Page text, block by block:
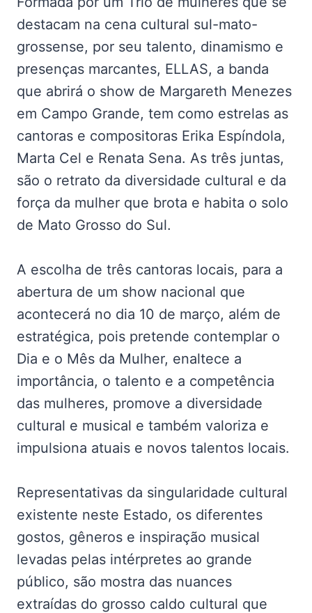
destacam na cena cultural sul-mato-
grossense, por seu talento, dinamismo e
presenças marcantes, ELLAS, a banda
que abrirá o show de Margareth Menezes
em Campo Grande, tem como estrelas as
cantoras e compositoras Erika Espíndola,
Marta Cel e Renata Sena. As três juntas,
são o retrato da diversidade cultural e da
força da mulher que brota e habita o solo
de Mato Grosso do Sul.
A escolha de três cantoras locais, para a
abertura de um show nacional que
acontecerá no dia 10 de março, além de
estratégica, pois pretende contemplar o
Dia e o Mês da Mulher, enaltece a
importância, o talento e a competência
das mulheres, promove a diversidade
cultural e musical e também valoriza e
impulsiona atuais e novos talentos locais.
Representativas da singularidade cultural
existente neste Estado, os diferentes
gostos, gêneros e inspiração musical
levadas pelas intérpretes ao grande
público, são mostra das nuances
extraídas do grosso caldo cultural que